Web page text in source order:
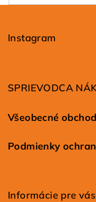
Instagram
SPRIEVODCA
Všeobecné
Podmienky
Informácie pre vás